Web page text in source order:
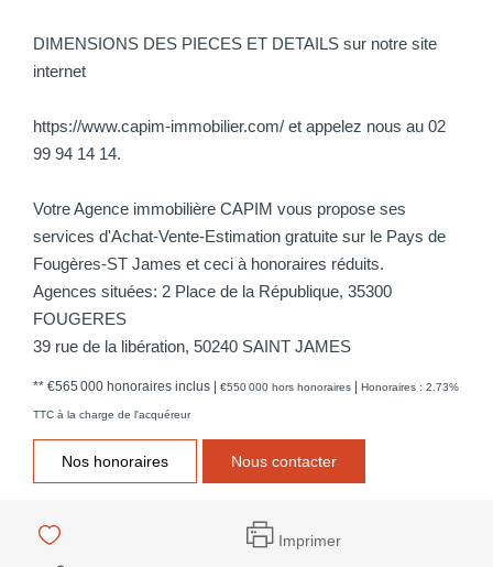
DIMENSIONS DES PIECES ET DETAILS sur notre site
internet
https://www.capim-immobilier.com/ et appelez nous au 02
99 94 14 14.
Votre Agence immobilière CAPIM vous propose ses
services d'Achat-Vente-Estimation gratuite sur le Pays de
Fougères-ST James et ceci à honoraires réduits.
Agences situées: 2 Place de la République, 35300
FOUGERES
39 rue de la libération, 50240 SAINT JAMES
** €565 000 honoraires inclus | €550 000 hors honoraires | Honoraires : 2.73%
TTC à la charge de l'acquéreur
Nos honoraires Nous contacter
Imprimer